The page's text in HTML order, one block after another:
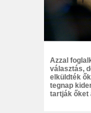
Azzal
választás,
elküldték
tegnap
tartják őket